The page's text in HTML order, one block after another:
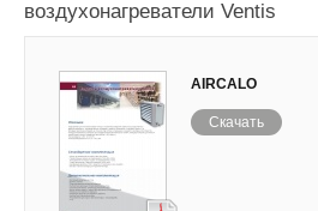
воздухонагреватели Ventis
AIRCALO
Скачать